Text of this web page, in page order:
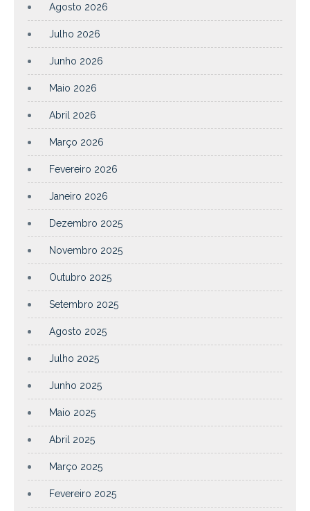
Agosto 2026
Julho 2026
Junho 2026
Maio 2026
Abril 2026
Março 2026
Fevereiro 2026
Janeiro 2026
Dezembro 2025
Novembro 2025
Outubro 2025
Setembro 2025
Agosto 2025
Julho 2025
Junho 2025
Maio 2025
Abril 2025
Março 2025
Fevereiro 2025